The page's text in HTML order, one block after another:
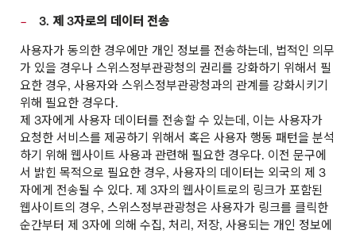
3. 제 3자로의 데이터 전송
사용자가 동의한 경우에만 개인 정보를 전송하는데, 법적인 의무
가 있을 경우나 스위스정부관광청의 권리를 강화하기 위해서 필
요한 경우, 사용자와 스위스정부관광청과의 관계를 강화시키기
위해 필요한 경우다.
제 3자에게 사용자 데이터를 전송할 수 있는데, 이는 사용자가
요청한 서비스를 제공하기 위해서 혹은 사용자 행동 패턴을 분석
하기 위해 웹사이트 사용과 관련해 필요한 경우다. 이전 문구에
서 밝힌 목적으로 필요한 경우, 사용자의 데이터는 외국의 제 3
자에게 전송될 수 있다. 제 3자의 웹사이트로의 링크가 포함된
웹사이트의 경우, 스위스정부관광청은 사용자가 링크를 클릭한
순간부터 제 3자에 의해 수집, 처리, 저장, 사용되는 개인 정보에